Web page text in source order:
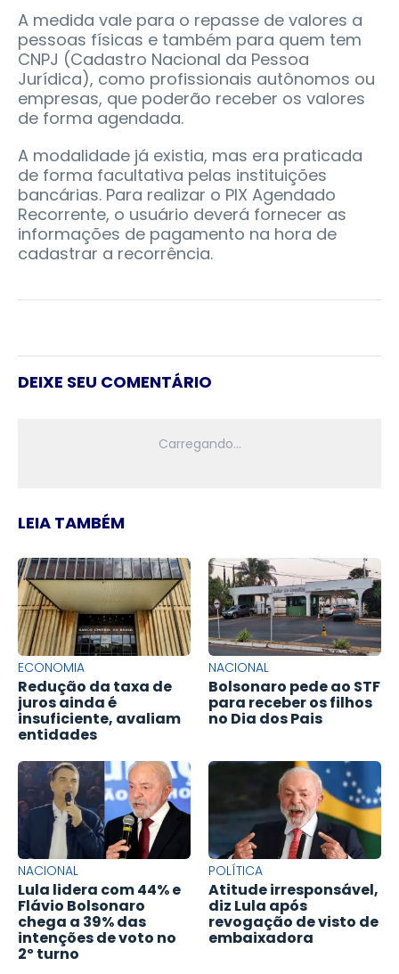
A medida vale para o repasse de valores a
pessoas físicas e também para quem tem
CNPJ (Cadastro Nacional da Pessoa
Jurídica), como profissionais autônomos ou
empresas, que poderão receber os valores
de forma agendada.
A modalidade já existia, mas era praticada
de forma facultativa pelas instituições
bancárias. Para realizar o PIX Agendado
Recorrente, o usuário deverá fornecer as
informações de pagamento na hora de
cadastrar a recorrência.
DEIXE SEU COMENTÁRIO
LEIA TAMBÉM
ECONOMIA
Redução da taxa de
juros ainda é
insuficiente, avaliam
entidades
NACIONAL
Bolsonaro pede ao STF
para receber os filhos
no Dia dos Pais
NACIONAL
Lula lidera com 44% e
Flávio Bolsonaro
chega a 39% das
intenções de voto no
2º turno
POLÍTICA
Atitude irresponsável,
diz Lula após
revogação de visto de
embaixadora